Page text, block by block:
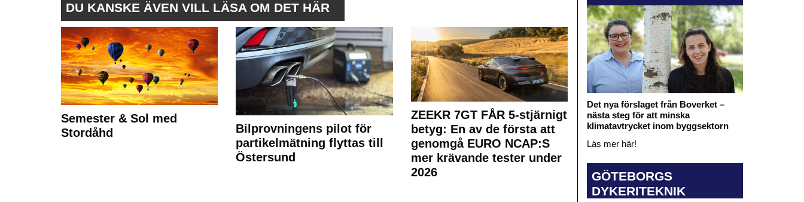
DU KANSKE ÄVEN VILL LÄSA OM DET HÄR
Semester & Sol med
Stordåhd
Bilprovningens pilot för
partikelmätning flyttas till
Östersund
ZEEKR 7GT FÅR 5-stjärnigt
betyg: En av de första att
genomgå EURO NCAP:S
mer krävande tester under
2026
Det nya förslaget från Boverket –
nästa steg för att minska
klimatavtrycket inom byggsektorn
Läs mer här!
GÖTEBORGS
DYKERITEKNIK